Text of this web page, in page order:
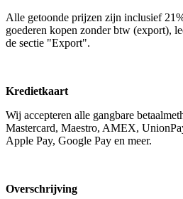
Alle getoonde prijzen zijn inclusief
goederen kopen zonder btw (export),
de sectie "Export".
Kredietkaart
Wij accepteren alle gangbare
Mastercard, Maestro, AMEX,
Apple Pay, Google Pay en meer.
Overschrijving